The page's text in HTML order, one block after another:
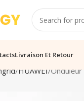
Livraison Et Retour
HUAWEI